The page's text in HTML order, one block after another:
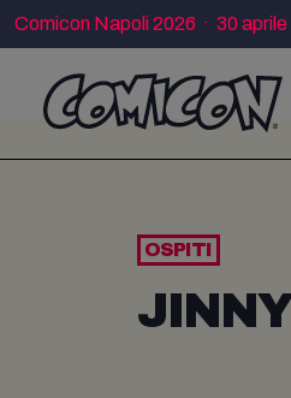
Comicon Napoli 2026 · 30
OSPITI